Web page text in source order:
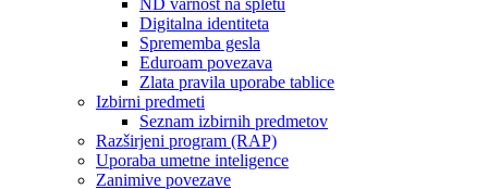
ND varnost na spletu
Digitalna identiteta
Sprememba gesla
Eduroam povezava
Zlata pravila uporabe tablice
Izbirni predmeti
Seznam izbirnih predmetov
Razširjeni program (RAP)
Uporaba umetne inteligence
Zanimive povezave